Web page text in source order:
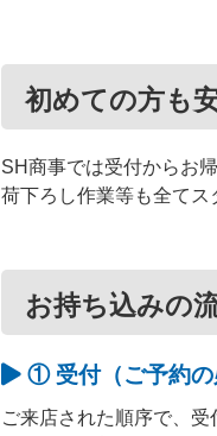
初めての方も
SH商事では受付からお
荷下ろし作業等も全てス
お持ち込みの
① 受付（ご予約の
ご来店された順序で、受